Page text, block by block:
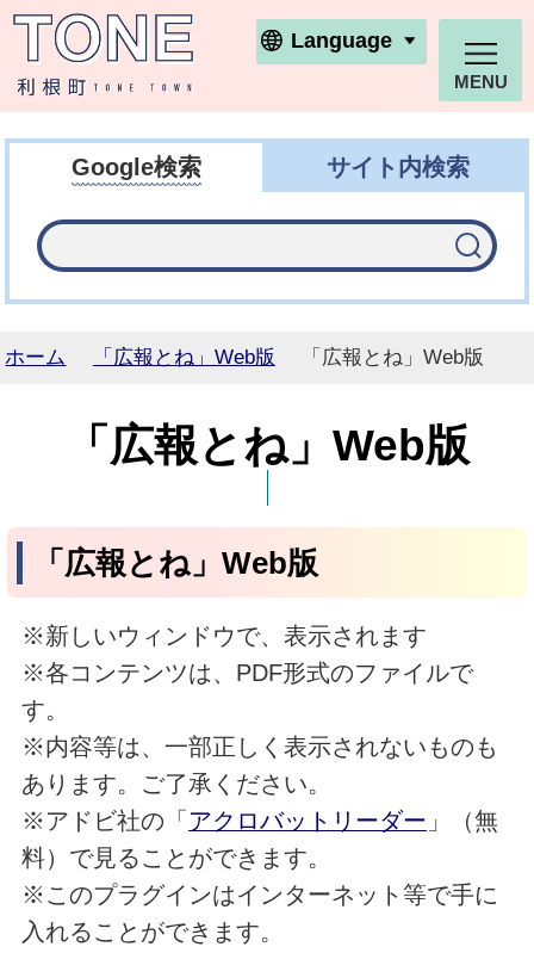
利根町ホームページ
Language
MENU
Google検索 サイト内検索
ホーム 「広報とね」Web版 「広報とね」Web版
「広報とね」Web版
「広報とね」Web版
※新しいウィンドウで、表示されます
※各コンテンツは、PDF形式のファイルで
す。
※内容等は、一部正しく表示されないものも
あります。ご了承ください。
※アドビ社の「 アクロバットリーダー 」（無
料）で見ることができます。
※このプラグインはインターネット等で手に
入れることができます。